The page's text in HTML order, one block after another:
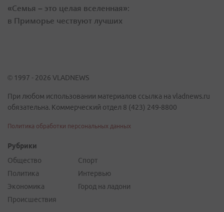
«Семья – это целая вселенная»:
в Приморье чествуют лучших
© 1997 - 2026 VLADNEWS
При любом использовании материалов ссылка на vladnews.ru
обязательна. Коммерческий отдел 8 (423) 249-8800
Политика обработки персональных данных
Рубрики
Общество
Политика
Экономика
Происшествия
Спорт
Интервью
Город на ладони